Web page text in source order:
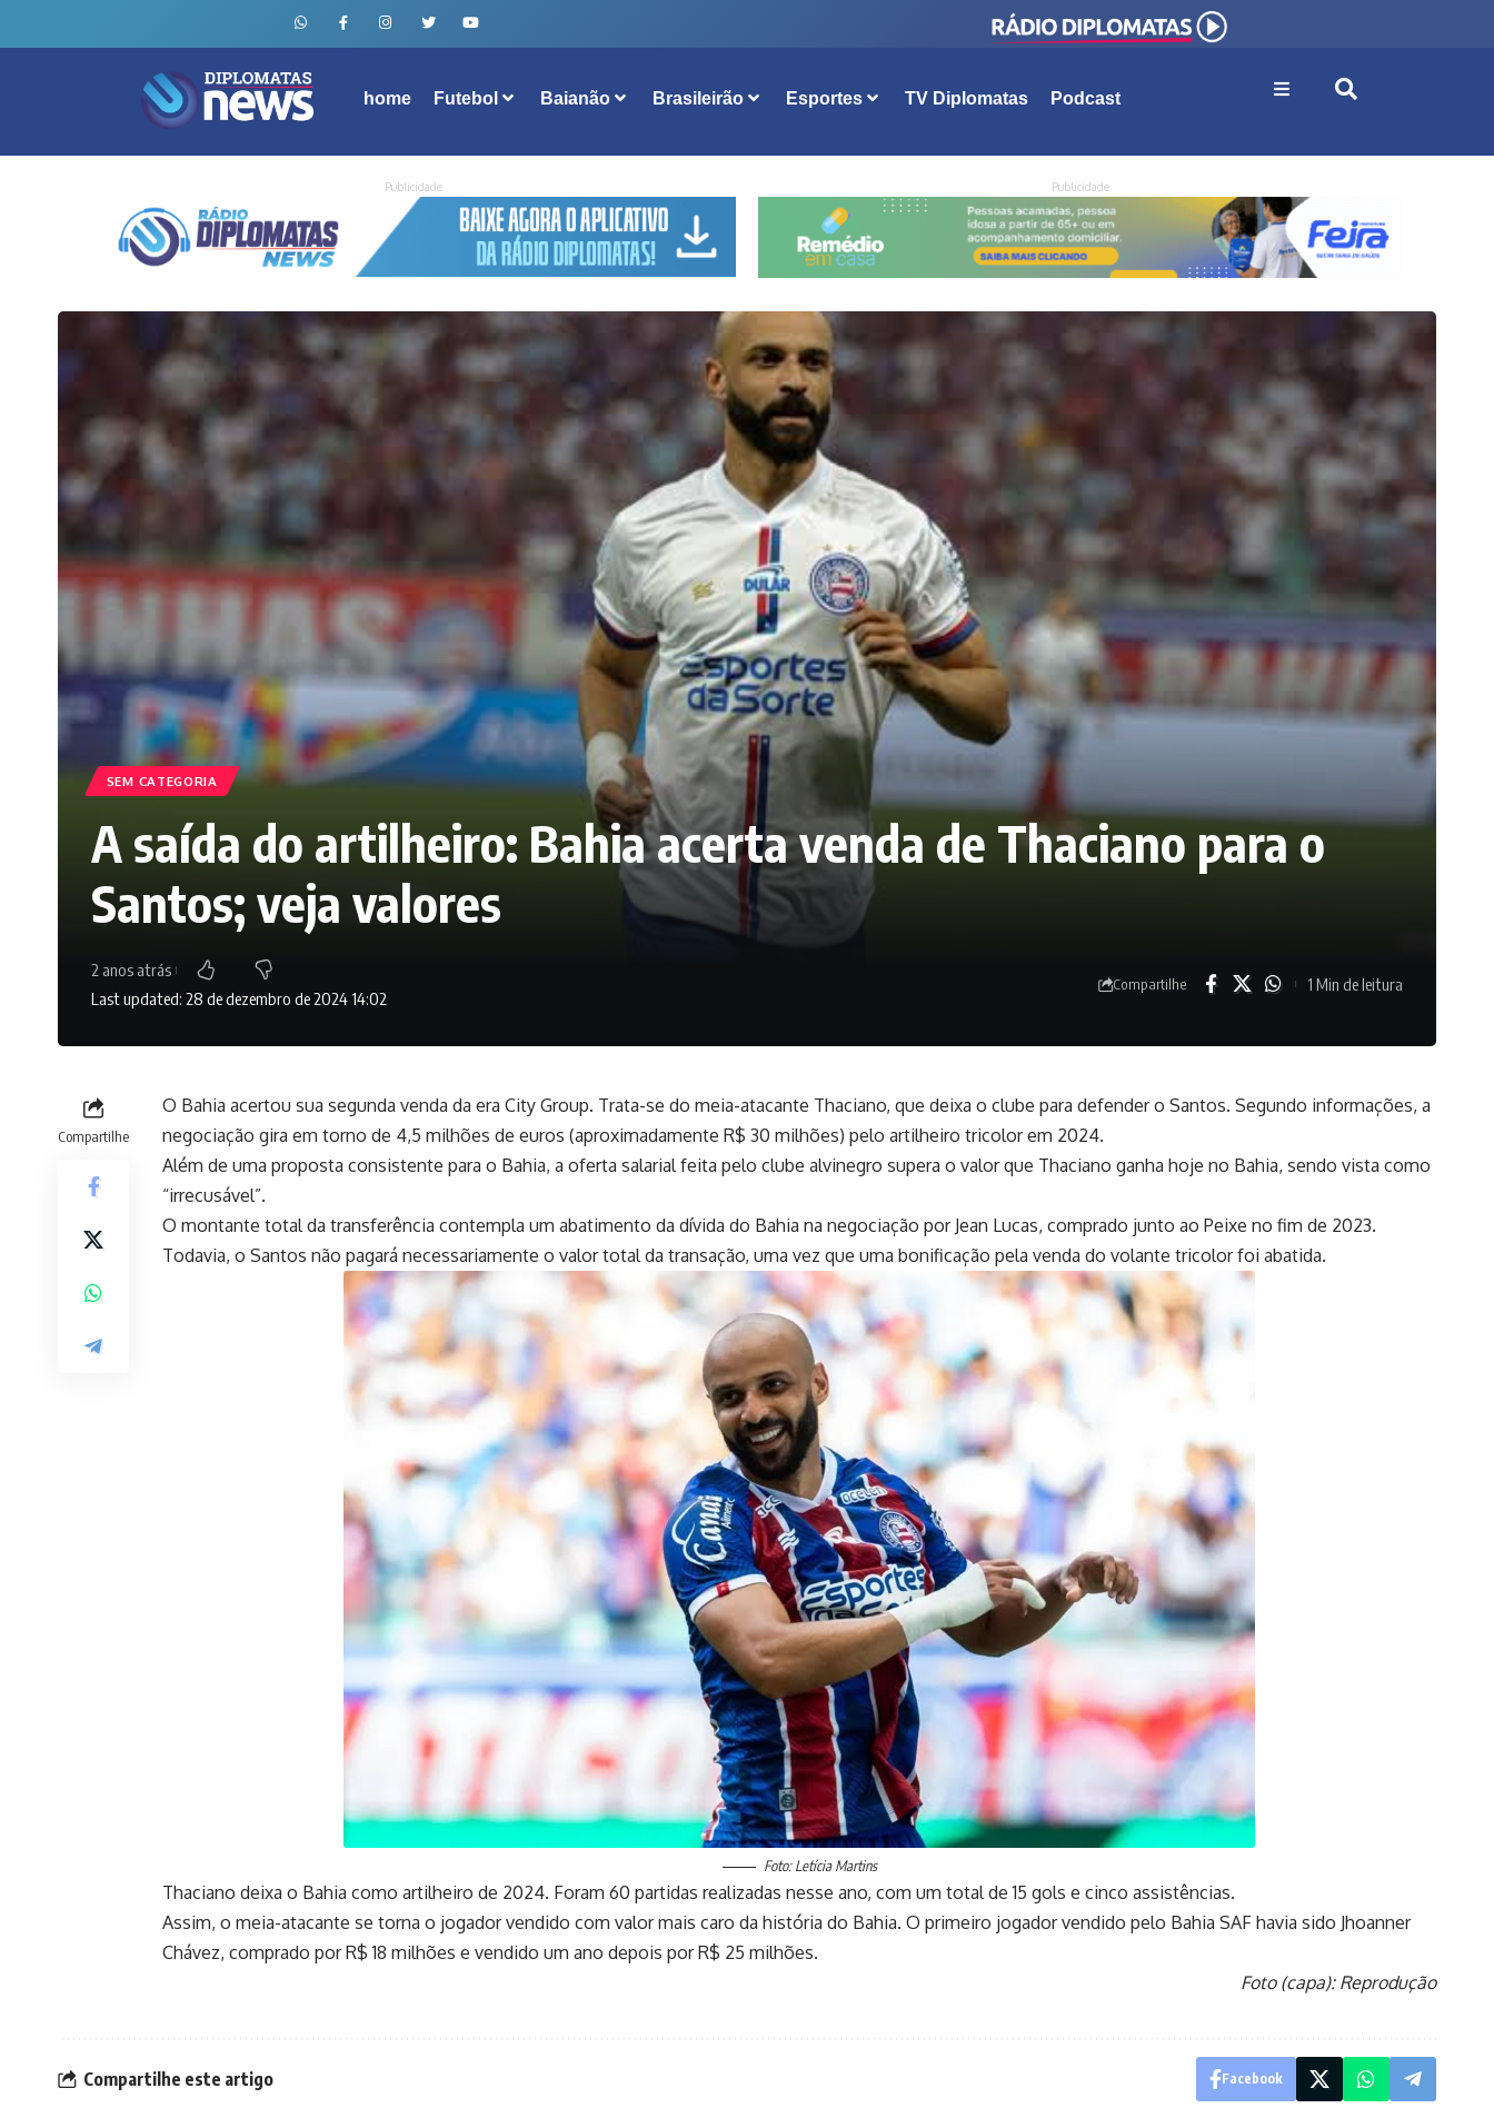
home Futebol Baianão Brasileirão Esportes TV Diplomatas Podcast
Publicidade Publicidade
SEM CATEGORIA
A saída do artilheiro: Bahia acerta venda de Thaciano para o
Santos; veja valores
Last updated: 28 de dezembro de 2024 14:02
2 anos atrás
Compartilhe 1 Min de leitura
Compartilhe
O Bahia acertou sua segunda venda da era City Group. Trata-se do meia-atacante Thaciano, que deixa o clube para defender o Santos. Segundo informações, a
negociação gira em torno de 4,5 milhões de euros (aproximadamente R$ 30 milhões) pelo artilheiro tricolor em 2024.
Além de uma proposta consistente para o Bahia, a oferta salarial feita pelo clube alvinegro supera o valor que Thaciano ganha hoje no Bahia, sendo vista como
“irrecusável”.
O montante total da transferência contempla um abatimento da dívida do Bahia na negociação por Jean Lucas, comprado junto ao Peixe no fim de 2023.
Todavia, o Santos não pagará necessariamente o valor total da transação, uma vez que uma bonificação pela venda do volante tricolor foi abatida.
Foto: Letícia Martins
Thaciano deixa o Bahia como artilheiro de 2024. Foram 60 partidas realizadas nesse ano, com um total de 15 gols e cinco assistências.
Assim, o meia-atacante se torna o jogador vendido com valor mais caro da história do Bahia. O primeiro jogador vendido pelo Bahia SAF havia sido Jhoanner
Chávez, comprado por R$ 18 milhões e vendido um ano depois por R$ 25 milhões.
Foto (capa): Reprodução
Compartilhe este artigo Facebook